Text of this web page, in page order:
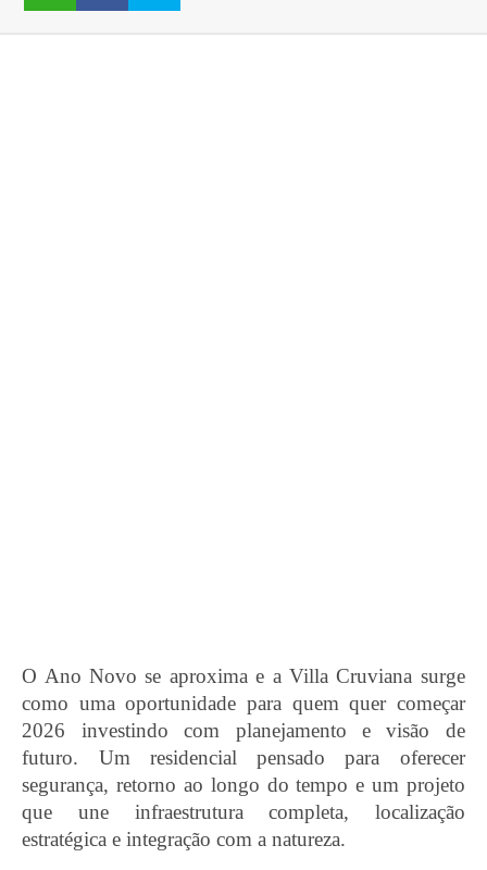
O Ano Novo se aproxima e a Villa Cruviana surge
como uma oportunidade para quem quer começar
2026 investindo com planejamento e visão de
futuro. Um residencial pensado para oferecer
segurança, retorno ao longo do tempo e um projeto
que une infraestrutura completa, localização
estratégica e integração com a natureza.